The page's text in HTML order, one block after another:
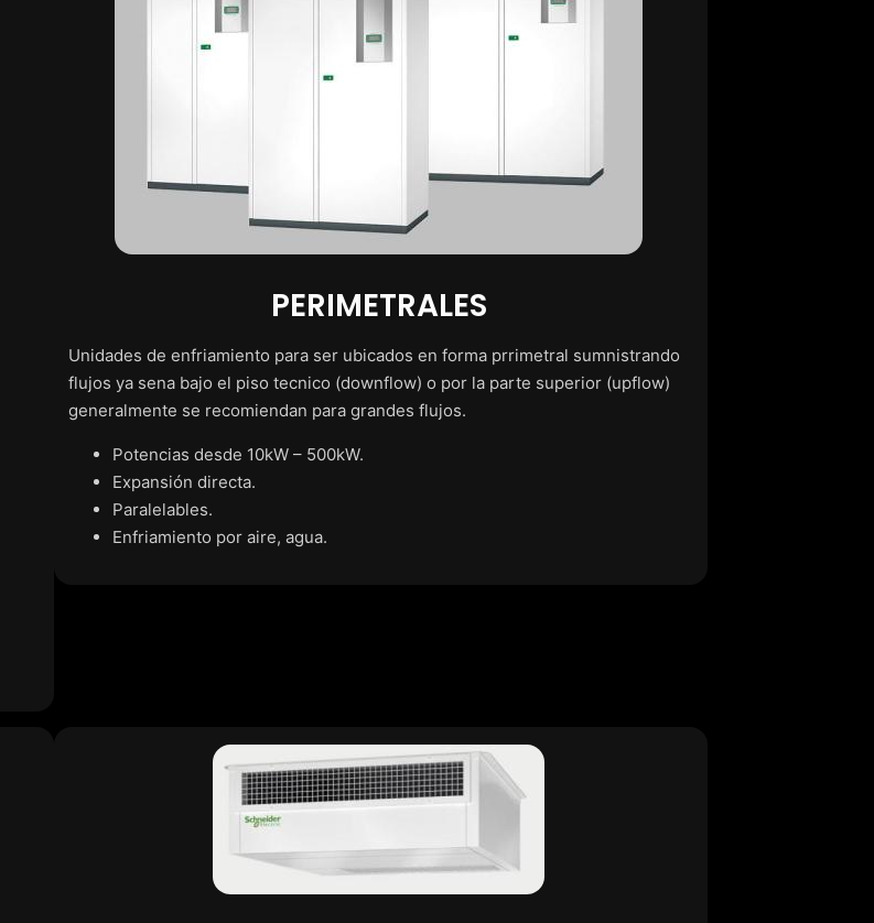
PERIMETRALES
Unidades de enfriamiento para ser ubicados en forma prrimetral sumnistrando
flujos ya sena bajo el piso tecnico (downflow) o por la parte superior (upflow)
generalmente se recomiendan para grandes flujos.
Potencias desde 10kW – 500kW.
Expansión directa.
Paralelables.
Enfriamiento por aire, agua.